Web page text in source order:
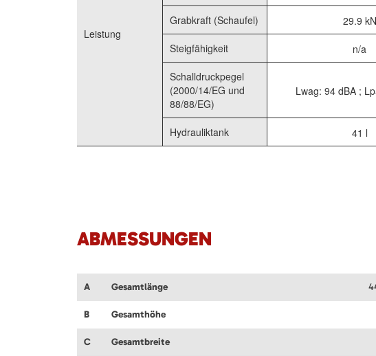
Leistung
Grabkraft (Schaufel)
29.9 kN
Steigfähigkeit
n/a
Schalldruckpegel
(2000/14/EG und
88/88/EG)
Lwag: 94 dBA ;
Hydrauliktank 41 l
ABMESSUNGEN
A Gesamtlänge
B Gesamthöhe
C Gesamtbreite